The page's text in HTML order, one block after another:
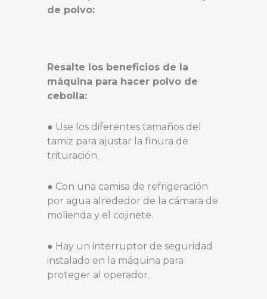
de polvo:
Resalte los beneficios de la
máquina para hacer polvo de
cebolla:
● Use los diferentes tamaños del
tamiz para ajustar la finura de
trituración.
● Con una camisa de refrigeración
por agua alrededor de la cámara de
molienda y el cojinete.
● Hay un interruptor de seguridad
instalado en la máquina para
proteger al operador.